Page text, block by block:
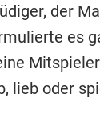
der
es
lieb oder